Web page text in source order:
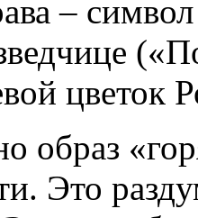
–
цветок
образ
Это